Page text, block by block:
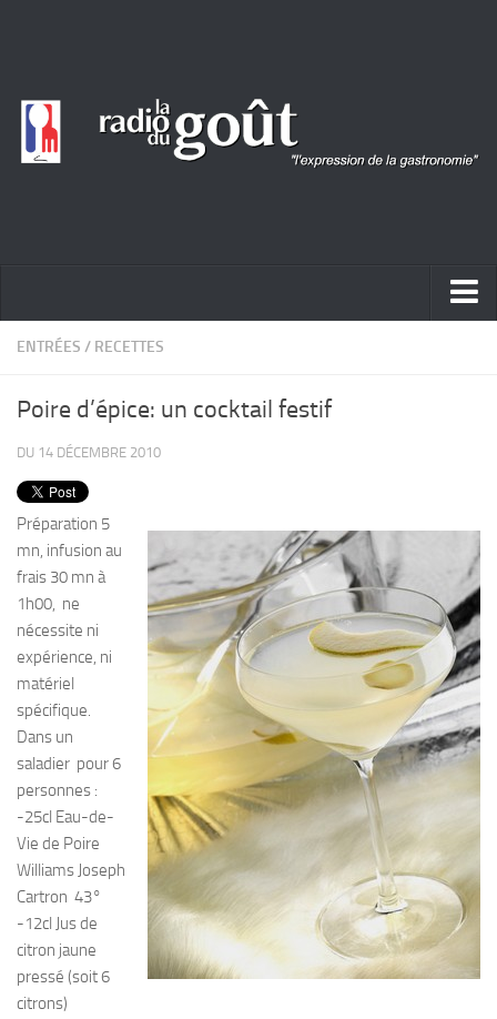
ACTUALITÉ
PRODUITS
RECETTES
Entrées
Plats
Desserts
ENTRÉES / RECETTES
Poire d’épice: un cocktail festif
DU 14 DÉCEMBRE 2010
Préparation 5
mn, infusion au
frais 30 mn à
1h00, ne
nécessite ni
expérience, ni
matériel
spécifique.
Dans un
saladier pour 6
personnes :
-25cl Eau-de-
Vie de Poire
Williams Joseph
Cartron 43°
-12cl Jus de
citron jaune
pressé (soit 6
citrons)